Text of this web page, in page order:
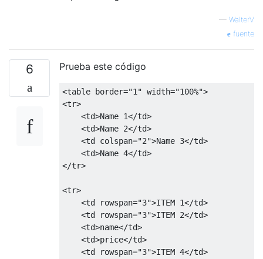
</table>
— WalterV
fuente
6 Prueba este código
<table border="1" width="100%">
<tr>
<td>Name 1</td>
<td>Name 2</td>
<td
colspan="2">Name 3</td>
<td>Name 4</td>
</tr>
<tr>
<td
rowspan="3">ITEM 1</td>
<td
rowspan="3">ITEM 2</td>
<td>name</td>
<td>price</td>
<td
rowspan="3">ITEM 4</td>